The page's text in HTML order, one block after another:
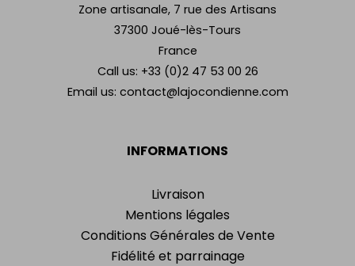
INFORMATIONS
Livraison
Mentions légales
Conditions Générales de Vente
Fidélité et parrainage
Zone artisanale, 7 rue des Artisans
37300 Joué-lès-Tours
France
Call us: +33 (0)2 47 53 00 26
Email us: contact@lajocondienne.com